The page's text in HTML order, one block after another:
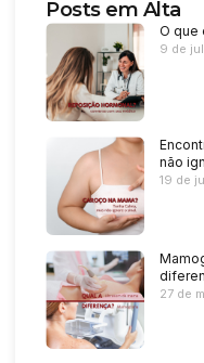
Posts em Alta
O que
9 de
não
19 de
27 de